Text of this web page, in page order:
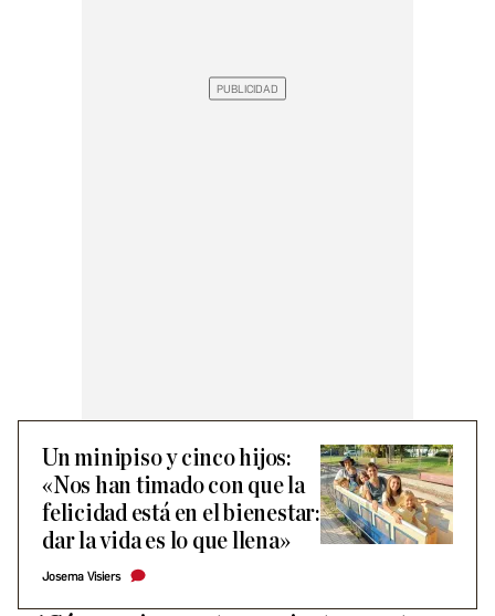
Un minipiso y cinco hijos:
«Nos han timado con que la
felicidad está en el bienestar:
dar la vida es lo que llena»
Josema Visiers